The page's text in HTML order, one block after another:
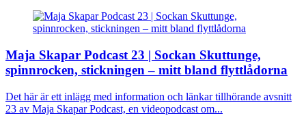
Maja Skapar Podcast 23 | Sockan Skuttunge,
spinnrocken, stickningen – mitt bland flyttlådorna
Det här är ett inlägg med information och länkar tillhörande avsnitt
23 av Maja Skapar Podcast, en videopodcast om...